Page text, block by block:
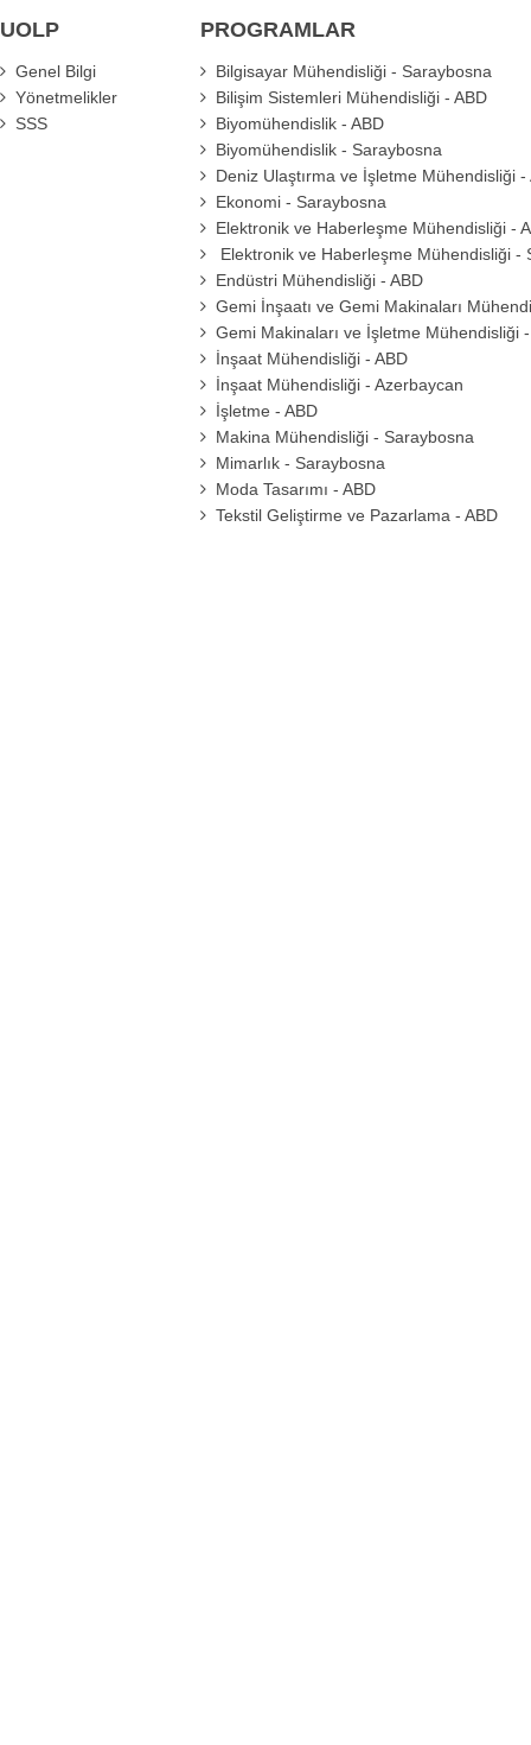
UOLP
Genel Bilgi
Yönetmelikler
SSS
PROGRAMLAR
Bilgisayar Mühendisliği - Saraybosna
Bilişim Sistemleri Mühendisliği - ABD
Biyomühendislik - ABD
Biyomühendislik - Saraybosna
Deniz Ulaştırma ve İşletme Mühendisliği -
Ekonomi - Saraybosna
Elektronik ve Haberleşme Mühendisliği -
Elektronik ve Haberleşme Mühendisliği -
Endüstri Mühendisliği - ABD
Gemi İnşaatı ve Gemi Makinaları
Gemi Makinaları ve İşletme Mühendisliği
İnşaat Mühendisliği - ABD
İnşaat Mühendisliği - Azerbaycan
İşletme - ABD
Makina Mühendisliği - Saraybosna
Mimarlık - Saraybosna
Moda Tasarımı - ABD
Tekstil Geliştirme ve Pazarlama - ABD